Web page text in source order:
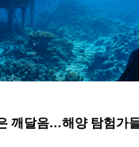
깨달음…해양 탐험가